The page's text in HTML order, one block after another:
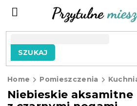
SZUKAJ
Home Pomieszczenia
Niebieskie aksamitne